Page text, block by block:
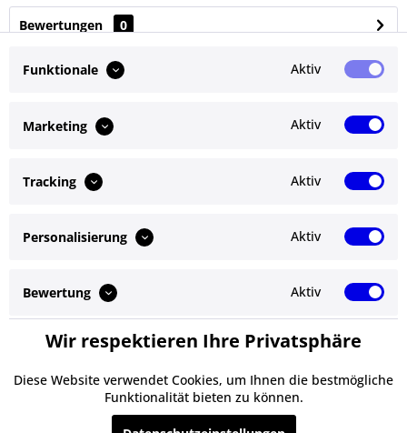
Bewertungen
0
Kunden haben sich ebenfalls angesehen
Service Hotline
Shop Service
Informationen
* Alle Preise inkl. gesetzl. Mehrwertsteuer zzgl.Versandkosten
Funktionale Aktiv
Marketing Aktiv
Tracking Aktiv
Personalisierung Aktiv
Bewertung Aktiv
Service Aktiv
Wir respektieren Ihre Privatsphäre
Diese Website verwendet Cookies, um Ihnen die bestmögliche
Funktionalität bieten zu können.